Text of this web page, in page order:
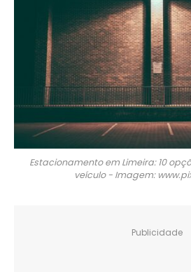
Estacionamento em Limeira: 10
veículo - Imagem:
Publicidade